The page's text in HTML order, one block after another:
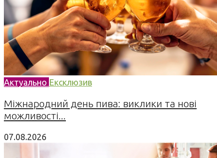
Актуально Ексклюзив
Міжнародний день пива: виклики та нові
можливості...
07.08.2026